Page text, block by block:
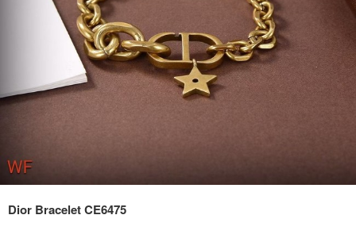
Dior Bracelet CE6475